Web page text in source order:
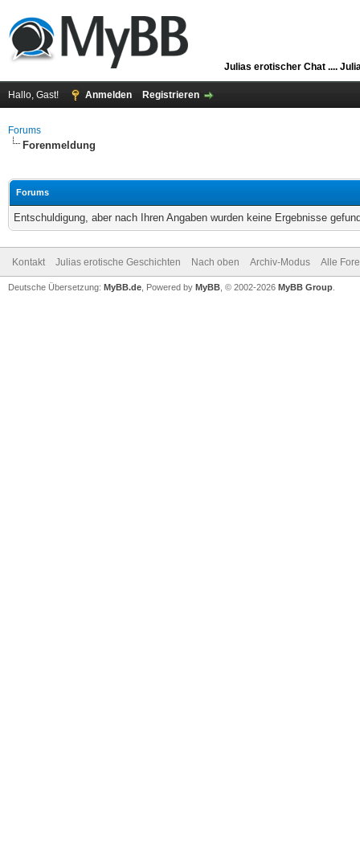
Julias erotischer Chat ....
Hallo, Gast! Anmelden Registrieren
Forums
Forenmeldung
Forums
Entschuldigung, aber nach Ihren Angaben wurden keine Ergebnisse
Kontakt Julias erotische Geschichten Nach oben Archiv-Modus Alle
Deutsche Übersetzung: MyBB.de , Powered by MyBB , © 2002-2026 MyBB Group